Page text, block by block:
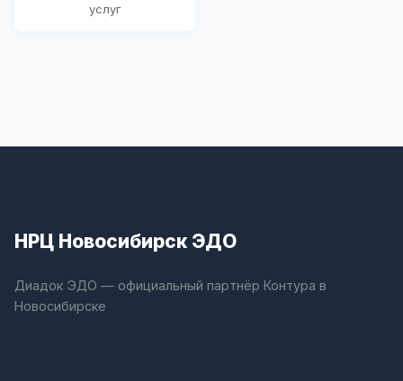
услуг
НРЦ Новосибирск ЭДО
Диадок ЭДО — официальный партнёр Контура в
Новосибирске